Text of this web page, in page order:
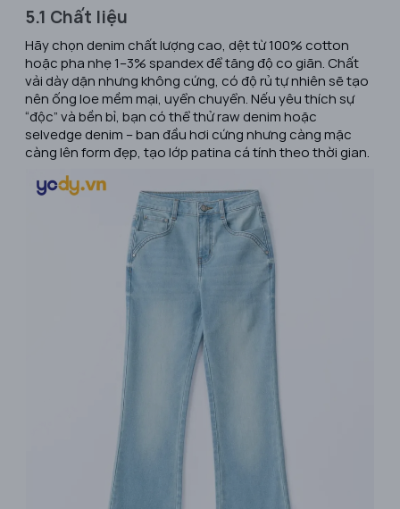
5.1 Chất liệu
Hãy chọn denim chất lượng cao, dệt từ 100% cotton
hoặc pha nhẹ 1–3% spandex để tăng độ co giãn. Chất
vải dày dặn nhưng không cứng, có độ rủ tự nhiên sẽ tạo
nên ống loe mềm mại, uyển chuyển. Nếu yêu thích sự
“độc” và bền bỉ, bạn có thể thử raw denim hoặc
selvedge denim – ban đầu hơi cứng nhưng càng mặc
càng lên form đẹp, tạo lớp patina cá tính theo thời gian.